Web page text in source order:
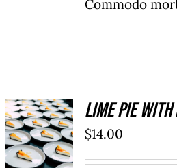
Commodo
ADD TO
CART
/
DÉTAILS
Lime Pie
$14.00